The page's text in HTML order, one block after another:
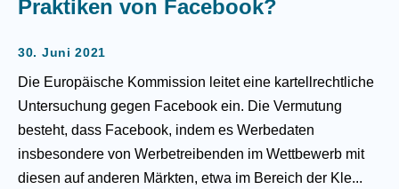
Praktiken von Facebook?
30. Juni 2021
Die Europäische Kommission leitet eine kartellrechtliche
Untersuchung gegen Facebook ein. Die Vermutung
besteht, dass Facebook, indem es Werbedaten
insbesondere von Werbetreibenden im Wettbewerb mit
diesen auf anderen Märkten, etwa im Bereich der Kle...